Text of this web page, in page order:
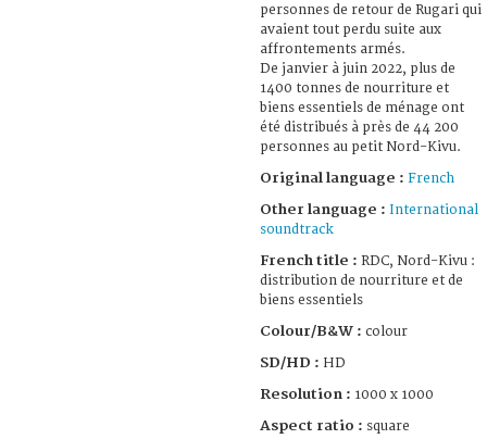
personnes de retour de Rugari qui
avaient tout perdu suite aux
affrontements armés.
De janvier à juin 2022, plus de
1400 tonnes de nourriture et
biens essentiels de ménage ont
été distribués à près de 44 200
personnes au petit Nord-Kivu.
Original language : French
Other language : International
soundtrack
French title : RDC, Nord-Kivu :
distribution de nourriture et de
biens essentiels
Colour/B&W : colour
SD/HD : HD
Resolution : 1000 x 1000
Aspect ratio : square